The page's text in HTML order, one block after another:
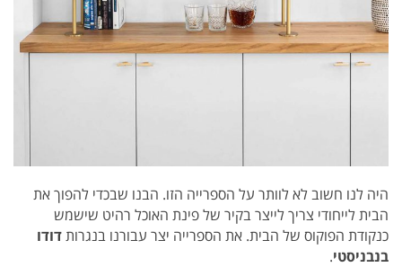
היה לנו חשוב לא לוותר על הספרייה הזו. הבנו שבכדי להפוך את
הבית לייחודי צריך לייצר בקיר של פינת האוכל רהיט שישמש
כנקודת הפוקוס של הבית. את הספרייה יצר עבורנו בנגרותדודו
בנבניסטי.